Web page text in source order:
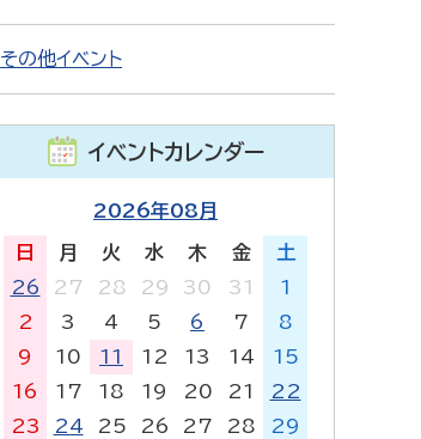
その他イベント
イベントカレンダー
2026年08月
日 月 火 水 木 金
土
26
27 28 29 30 31
1
2
3 4 5 6 7
8
9
10 11 12 13 14
15
16
17 18 19 20 21
22
23
24 25 26 27 28
29